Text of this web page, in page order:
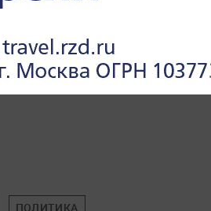
ПОЛИТИКА